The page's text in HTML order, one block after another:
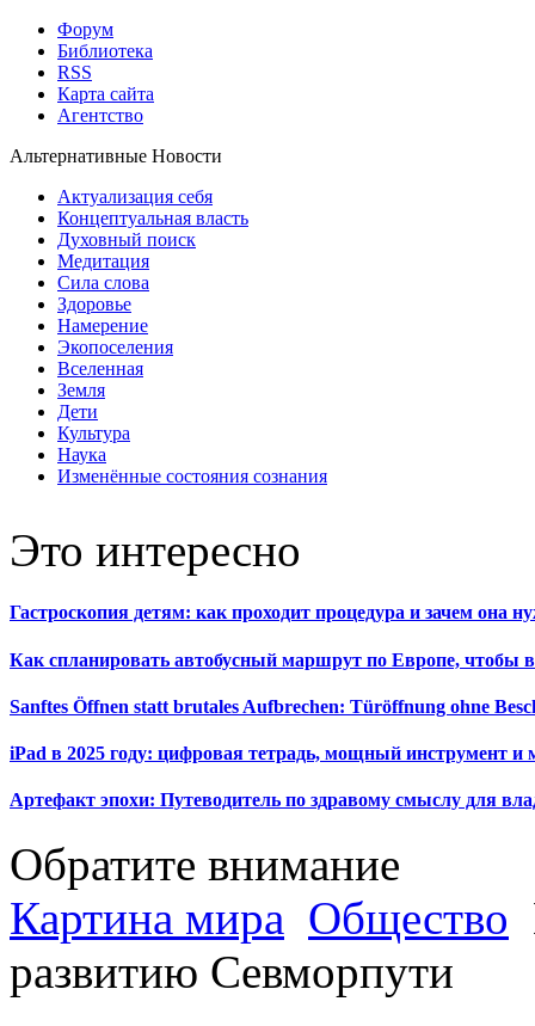
Форум
Библиотека
RSS
Карта сайта
Агентство
Альтернативные Новости
Актуализация себя
Концептуальная власть
Духовный поиск
Медитация
Сила слова
Здоровье
Намерение
Экопоселения
Вселенная
Земля
Дети
Культура
Наука
Изменённые состояния сознания
Это интересно
Гастроскопия детям: как проходит процедура и зачем она
Как спланировать автобусный маршрут по Европе, чтобы
Sanftes Öffnen statt brutales Aufbrechen: Türöffnung ohne
iPad в 2025 году: цифровая тетрадь, мощный инструмент и
Артефакт эпохи: Путеводитель по здравому смыслу для
Обратите внимание
Картина мира Общество
развитию Севморпути